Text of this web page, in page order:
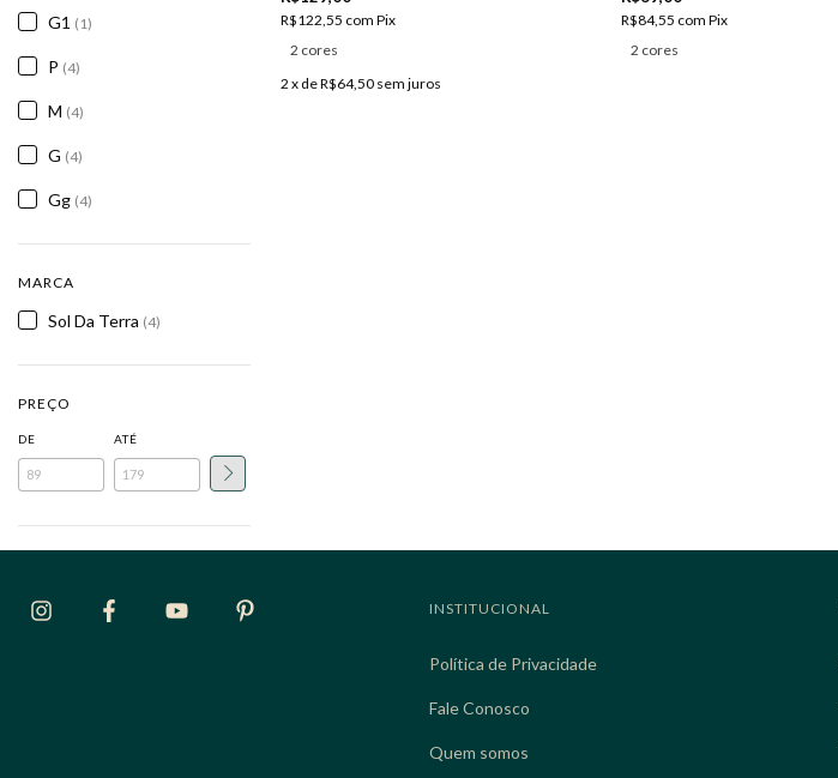
G1 (1)
P (4)
M (4)
G (4)
Gg (4)
MARCA
Sol Da Terra (4)
PREÇO
DE ATÉ
R$122,55 com Pix
2 cores
2 x deR$64,50 sem juros
R$84,55 com Pix
2 cores
INSTITUCIONAL
Política de Privacidade
Fale Conosco
Quem somos